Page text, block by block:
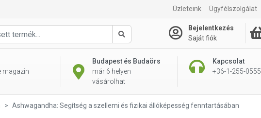
Üzleteink Ügyfélszolgálat
Keresés
Bejelentkezés
Saját fiók
magazin
Budapest és Budaörs
már 6 helyen
vásárolhat
Kapcsolat
+36-1-255-0555
Ashwagandha: Segítség a szellemi és fizikai állóképesség fenntartásában